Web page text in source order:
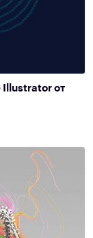
Illustrator от